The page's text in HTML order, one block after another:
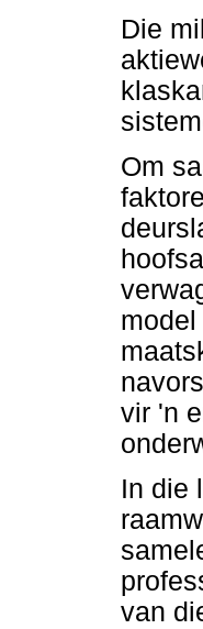
Die
Om
vir 'n
In die
van